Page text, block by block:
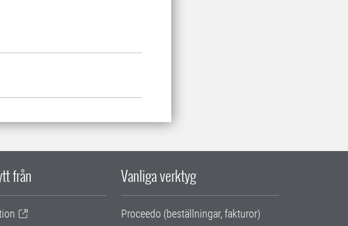
från Vanliga verktyg
Proceedo (beställningar, fakturor)